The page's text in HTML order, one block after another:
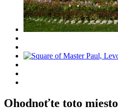
Ohodnoťte toto miesto